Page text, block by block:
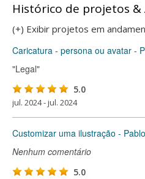
Histórico de projetos &
(+) Exibir projetos em
Caricatura - persona ou avatar -
"Legal"
5.0
jul. 2024 - jul. 2024
Customizar uma ilustração -
Nenhum comentário
5.0